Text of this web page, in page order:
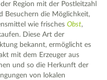
Region mit der Postleitzahl
Besuchern die Möglichkeit,
wie frischesObst,
Diese Art der
bekannt, ermöglicht es
mit dem Erzeuger aus
und so die Herkunft der
von lokalen